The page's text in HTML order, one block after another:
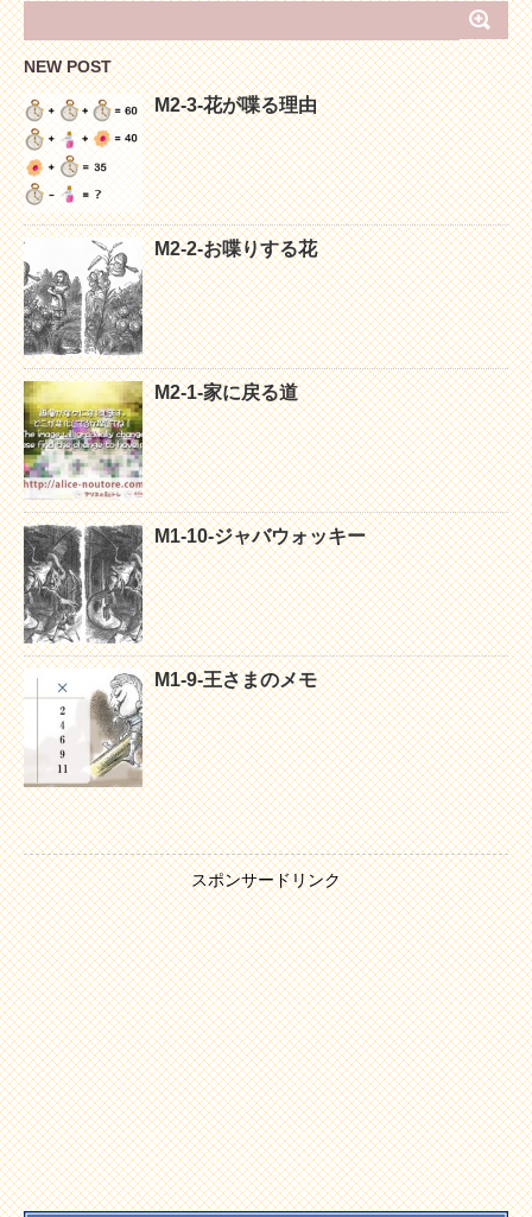
NEW POST
M2-3-花が喋る理由
M2-2-お喋りする花
M2-1-家に戻る道
M1-10-ジャバウォッキー
M1-9-王さまのメモ
スポンサードリンク